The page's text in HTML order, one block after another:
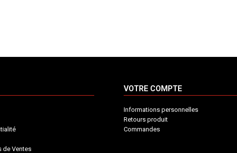
de Ventes
VOTRE COMPTE
Informations personnelles
Retours produit
Commandes